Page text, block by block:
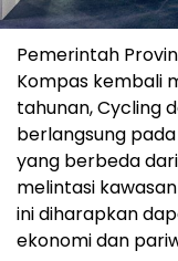
Pemerintah
Kompas kembali
tahunan, Cycling
berlangsung
yang berbeda
melintasi
ini diharapkan
ekonomi dan